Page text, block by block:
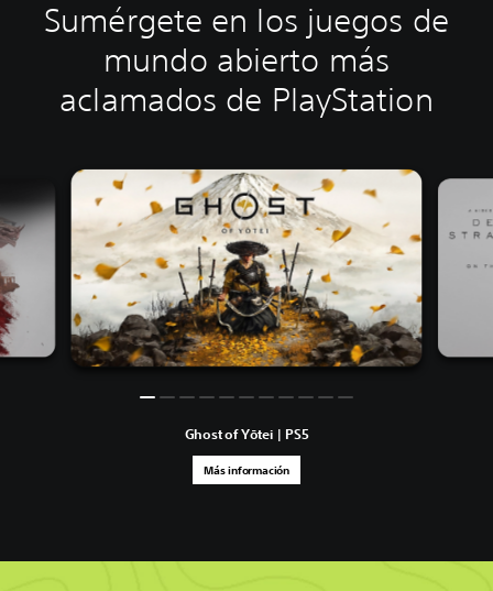
Sumérgete en los juegos de
mundo abierto más
aclamados de PlayStation
Ghost of Yōtei | PS5
Más información